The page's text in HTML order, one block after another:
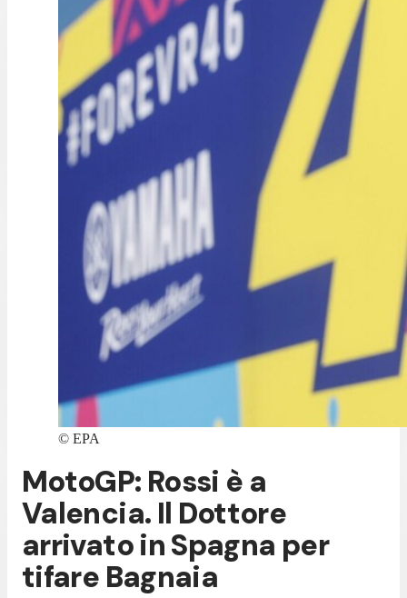
© EPA
MotoGP: Rossi è a
Valencia. Il Dottore
arrivato in Spagna per
tifare Bagnaia